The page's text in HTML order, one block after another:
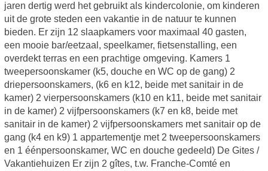
jaren dertig werd het gebruikt als kindercolonie, om kinderen
uit de grote steden een vakantie in de natuur te kunnen
bieden. Er zijn 12 slaapkamers voor maximaal 40 gasten,
een mooie bar/eetzaal, speelkamer, fietsenstalling, een
overdekt terras en een prachtige omgeving. Kamers 1
tweepersoonskamer (k5, douche en WC op de gang) 2
driepersoonskamers, (k6 en k12, beide met sanitair in de
kamer) 2 vierpersoonskamers (k10 en k11, beide met sanitair
in de kamer) 2 vijfpersoonskamers (k7 en k8, beide met
sanitair in de kamer) 2 vijfpersoonskamers met sanitair op de
gang (k4 en k9) 1 appartementje met 2 tweepersoonskamers
en 1 éénpersoonskamer, WC en douche gedeeld) De Gites /
Vakantiehuizen Er zijn 2 gîtes, t.w. Franche-Comté en